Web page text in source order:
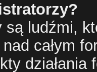
są ludźmi,
całym
działania